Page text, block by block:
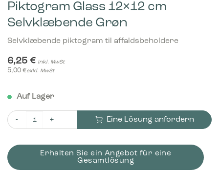
Piktogram Glass 12×12 cm
Selvklæbende Grøn
Selvklæbende piktogram til affaldsbeholdere
6,25 € inkl. MwSt
5,00 €exkl. MwSt
Auf Lager
Piktogram Glass 12x12 cm Selvklæbende Grøn Menge
Eine Lösung anfordern
Erhalten Sie ein Angebot für eine
Gesamtlösung